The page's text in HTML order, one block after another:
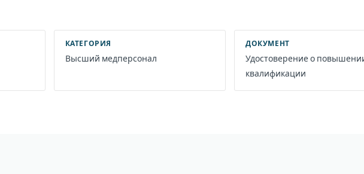
КАТЕГОРИЯ
Высший медперсонал
ДОКУМЕНТ
Удостоверение о
квалификации